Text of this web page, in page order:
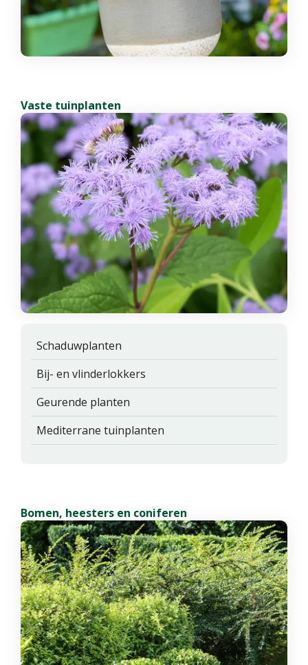
Vaste tuinplanten
Schaduwplanten
Bij- en vlinderlokkers
Geurende planten
Mediterrane tuinplanten
Bomen, heesters en coniferen